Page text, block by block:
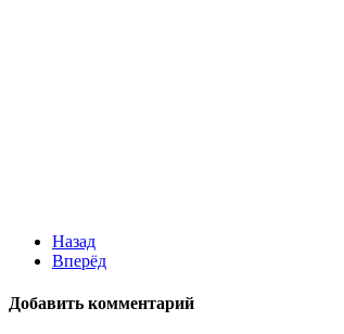
Назад
Вперёд
Добавить комментарий